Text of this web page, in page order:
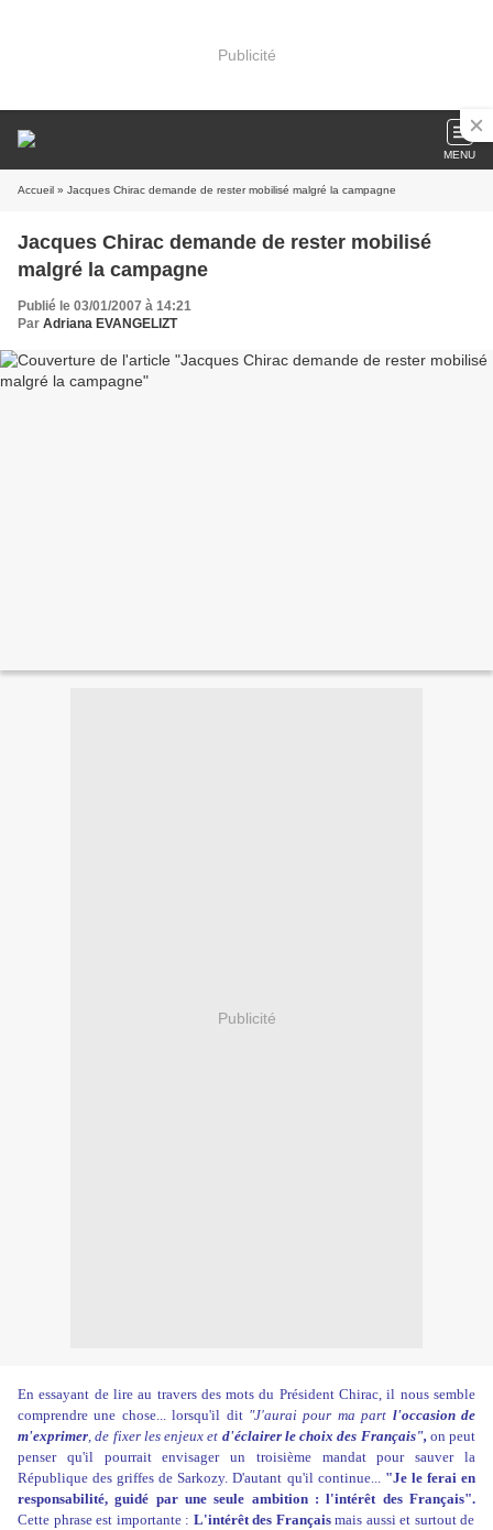
Publicité
MENU
Accueil » Jacques Chirac demande de rester mobilisé malgré la campagne
Jacques Chirac demande de rester mobilisé
malgré la campagne
Publié le 03/01/2007 à 14:21
Par Adriana EVANGELIZT
Publicité
En essayant de lire au travers des mots du Président Chirac, il nous semble
comprendre une chose... lorsqu'il dit"J'aurai pour ma part l'occasion de
m'exprimer, de fixer les enjeux et d'éclairer le choix des Français",on peut
penser qu'il pourrait envisager un troisième mandat pour sauver la
République des griffes de Sarkozy. D'autant qu'il continue... "Je le ferai en
responsabilité, guidé par une seule ambition : l'intérêt des Français".
Cette phrase est importante : L'intérêt des Françaismais aussi et surtout de